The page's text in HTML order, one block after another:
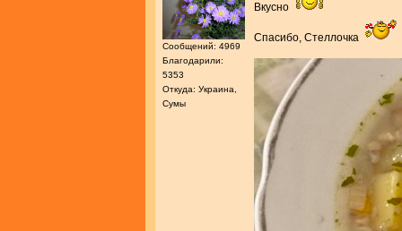
Сообщений: 4969
Благодарили:
5353
Откуда: Украина,
Сумы
Вкусно
Спасибо, Стеллочка